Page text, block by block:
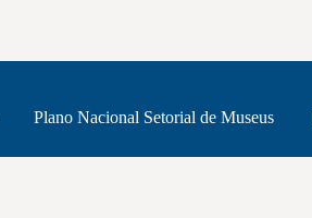
Plano Nacional Setorial de Museus